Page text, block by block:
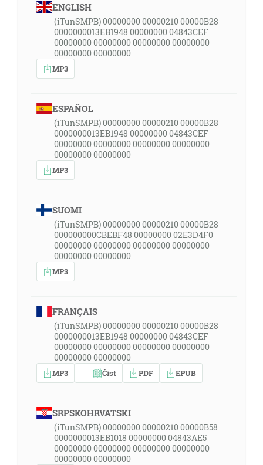
ENGLISH
(iTunSMPB) 00000000 00000210 00000B28
0000000013EB1948 00000000 04843CEF
00000000 00000000 00000000 00000000
00000000 00000000
MP3
ESPAÑOL
(iTunSMPB) 00000000 00000210 00000B28
0000000013EB1948 00000000 04843CEF
00000000 00000000 00000000 00000000
00000000 00000000
MP3
SUOMI
(iTunSMPB) 00000000 00000210 00000B28
000000000CBEBF48 00000000 02E3D4F0
00000000 00000000 00000000 00000000
00000000 00000000
MP3
FRANÇAIS
(iTunSMPB) 00000000 00000210 00000B28
0000000013EB1948 00000000 04843CEF
00000000 00000000 00000000 00000000
00000000 00000000
MP3 Číst PDF EPUB
SRPSKOHRVATSKI
(iTunSMPB) 00000000 00000210 00000B58
0000000013EB1018 00000000 04843AE5
00000000 00000000 00000000 00000000
00000000 00000000